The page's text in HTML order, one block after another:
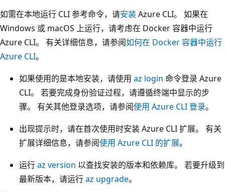
如需在本地运行 CLI 参考命令，请安装Azure CLI。 如果在
Windows 或 macOS 上运行，请考虑在 Docker 容器中运行
Azure CLI。 有关详细信息，请参阅如何在 Docker 容器中运行
Azure CLI。
如果使用的是本地安装，请使用 az login 命令登录 Azure
CLI。 若要完成身份验证过程，请遵循终端中显示的步
骤。 有关其他登录选项，请参阅使用 Azure CLI 登录。
出现提示时，请在首次使用时安装 Azure CLI 扩展。 有关
扩展详细信息，请参阅使用 Azure CLI 的扩展。
运行az version 以查找安装的版本和依赖库。 若要升级到
最新版本，请运行az upgrade。